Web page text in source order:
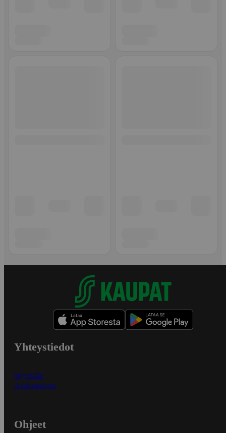
Yhteystiedot
Myymälät
Asiakaspalvelu
Ohjeet